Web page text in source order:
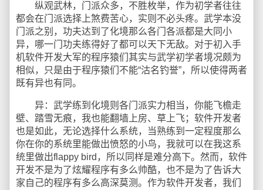
纵观武林，门派众多，不胜枚举，作为初学者往往
都会在门派选择上煞费苦心，实则不必头疼。武学本没
门派之别，功夫达到了化境那么各门各派都是大同小
异，哪一门功夫练得好了都可以天下无敌。对于初入手
机软件开发大军的程序猿们其实与武学初学者境况颇为
相似，只是由于程序猿们不能“沽名钓誉”，所以使得两者
既有异也有同。
异：武学练到化境则各门派实力相当，你能飞檐走
壁、踏雪无痕，我也能翻墙上房、草上飞；软件开发者
也是如此，无论选择什么系统，当熟练到一定程度那么
你在你的系统里能做出愤怒的小鸟，我就可以在我这系
统里做出flappy bird，所以同样是难分高下。然而，软件
开发不是为了炫耀程序有多么帅酷，也不是为了告诉大
家自己的程序有多么高深莫测。作为软件开发者，我们